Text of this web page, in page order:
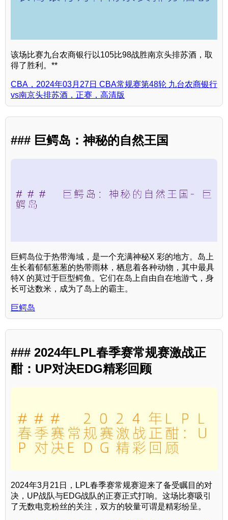
该场比赛九台农商银行以105比98战胜南京头排苏酒，取
得了胜利。**
CBA，2024年03月27日 CBA常规赛第48轮 九台农商银行
vs南京头排苏酒，正赛，高清版
### 巨鳄岛：神秘的自然王国
巨鳄岛位于热带海域，是一个充满神秘X 彩的地方。岛上
生长着郁郁葱葱的热带雨林，栖息着各种动物，其中最具
特X 的莫过于巨型鳄鱼。它们在岛上自由自在地游弋，身
长可达数米，成为了岛上的霸主。
巨鳄岛
### 2024年LPL春季赛常规赛激战正
酣：UP对决EDG精彩回顾
2024年3月21日，LPL春季赛常规赛迎来了备受瞩目的对
决，UP战队与EDG战队的正赛正式打响。这场比赛吸引
了无数电竞粉丝的关注，双方的较量可谓是精彩纷呈。